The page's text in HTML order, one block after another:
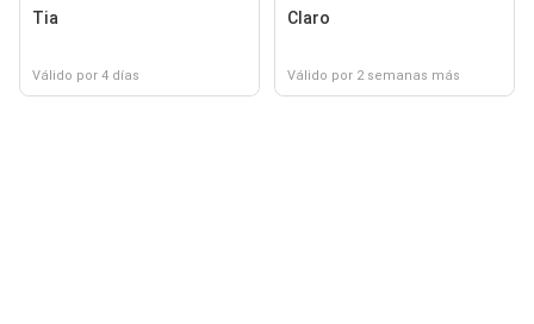
Tia
Válido por 4 días
Claro
Válido por 2 semanas más